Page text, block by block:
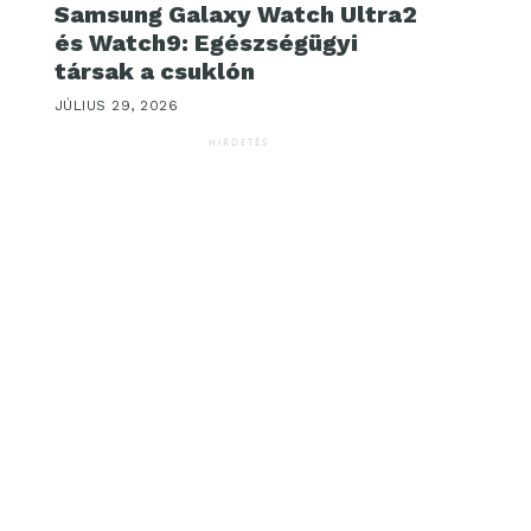
Samsung Galaxy Watch Ultra2
és Watch9: Egészségügyi
társak a csuklón
JÚLIUS 29, 2026
HIRDETÉS